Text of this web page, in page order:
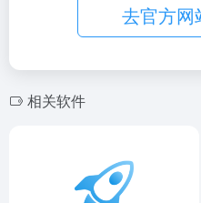
去官方网
相关软件